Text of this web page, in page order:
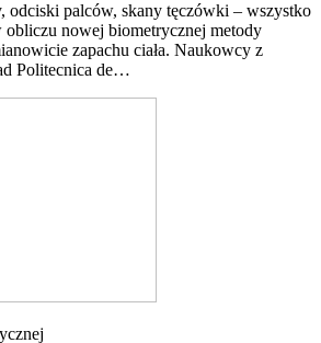
odciski palców, skany tęczówki – wszystko
obliczu nowej biometrycznej metody
zapachu ciała. Naukowcy z
Politecnica de…